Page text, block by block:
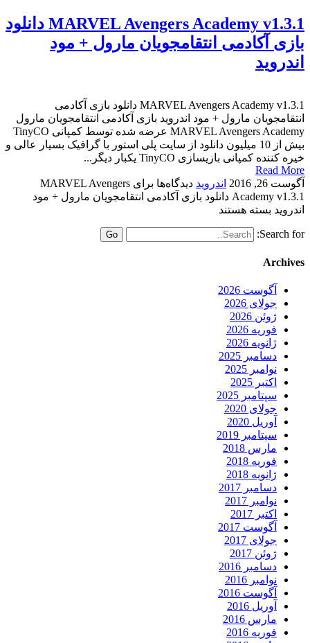
MARVEL Avengers Academy v1.3.1 دانلود
بازی آکادمی انتقامجویان مارول + مود
اندروید
MARVEL Avengers Academy v1.3.1 دانلود بازی آکادمی
انتقامجویان مارول + مود اندروید بازی آکادمی انتقامجویان مارول
MARVEL Avengers Academy عرضه شده توسط کمپانی TinyCO
بیش از 10 میلیون دانلود از سایت پلی استور با گرافیک بسیار عالی و
خیره کننده کمپانی بازیسازی TinyCO یکبار دیگر...
Read More
آگوست 26, 2016
اندروید دیدگاه‌ها
برای MARVEL Avengers
Academy v1.3.1 دانلود بازی آکادمی انتقامجویان مارول + مود
اندروید بسته هستند
Search for:
Archives
آگوست 2026
جولای 2026
ژوئن 2026
فوریه 2026
ژانویه 2026
دسامبر 2025
نوامبر 2025
اکتبر 2025
سپتامبر 2025
جولای 2020
آوریل 2020
سپتامبر 2019
مارس 2018
فوریه 2018
ژانویه 2018
دسامبر 2017
نوامبر 2017
اکتبر 2017
آگوست 2017
جولای 2017
ژوئن 2017
دسامبر 2016
نوامبر 2016
آگوست 2016
آوریل 2016
مارس 2016
فوریه 2016